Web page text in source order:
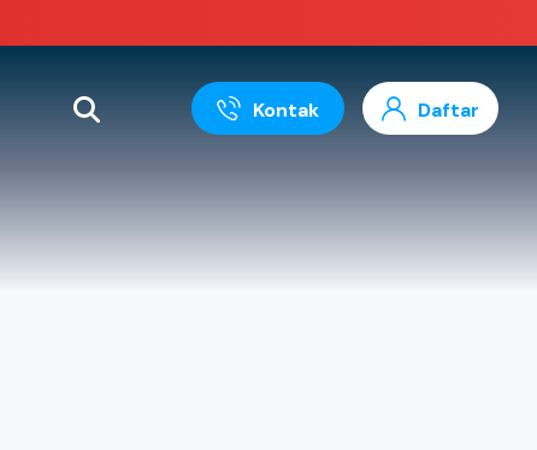
Daftar
Kontak